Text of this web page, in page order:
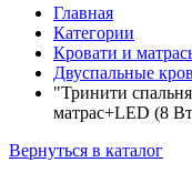
Главная
Категории
Кровати и
Двуспальные
"Тринити
матрас+LED (8
Вернуться в каталог